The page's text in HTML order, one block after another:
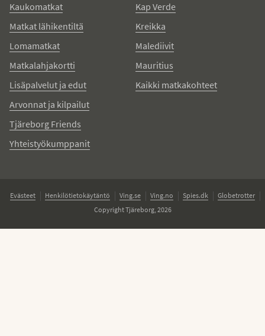
Kaukomatkat
Matkat lähikentiltä
Lomamatkat
Matkalahjakortti
Lisäpalvelut ja edut
Arvonnat ja kilpailut
Tjäreborg Friends
Yhteistyökumppanit
Kap Verde
Kreikka
Malediivit
Mauritius
Kaikki matkakohteet
Evästeet Henkilötietokäytäntö Ving.se Ving.no Spies.dk
Globetrotter
Copyright Tjäreborg, 2026